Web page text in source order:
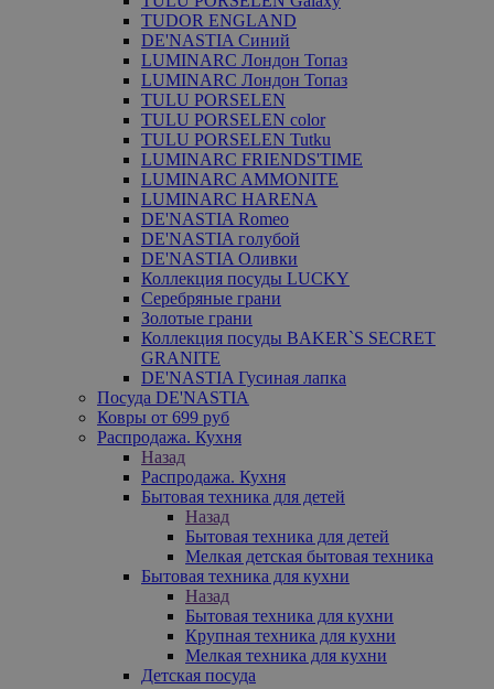
TUDOR ENGLAND
DE'NASTIA Синий
LUMINARC Лондон Топаз
LUMINARC Лондон Топаз
TULU PORSELEN
TULU PORSELEN color
TULU PORSELEN Tutku
LUMINARC FRIENDS'TIME
LUMINARC AMMONITE
LUMINARC HARENA
DE'NASTIA Romeo
DE'NASTIA голубой
DE'NASTIA Оливки
Коллекция посуды LUCKY
Серебряные грани
Золотые грани
Коллекция посуды BAKER`S SECRET
GRANITE
DE'NASTIA Гусиная лапка
Посуда DE'NASTIA
Ковры от 699 руб
Распродажа. Кухня
Назад
Распродажа. Кухня
Бытовая техника для детей
Назад
Бытовая техника для детей
Мелкая детская бытовая техника
Бытовая техника для кухни
Назад
Бытовая техника для кухни
Крупная техника для кухни
Мелкая техника для кухни
Детская посуда